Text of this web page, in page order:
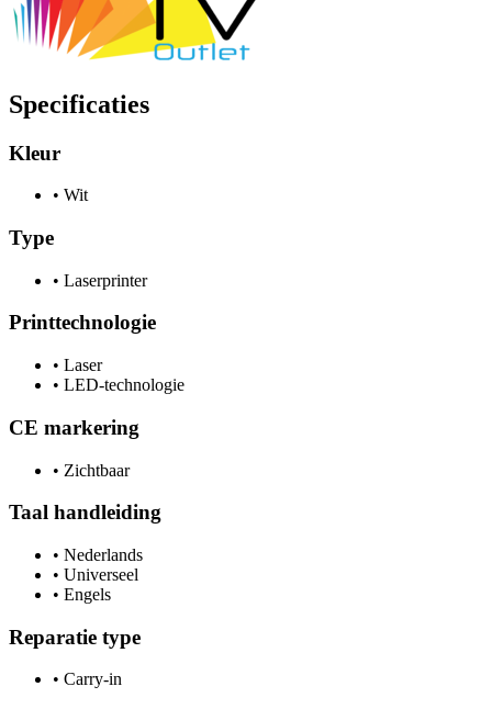
Specificaties
Kleur
• Wit
Type
• Laserprinter
Printtechnologie
• Laser
• LED-technologie
CE markering
• Zichtbaar
Taal handleiding
• Nederlands
• Universeel
• Engels
Reparatie type
• Carry-in